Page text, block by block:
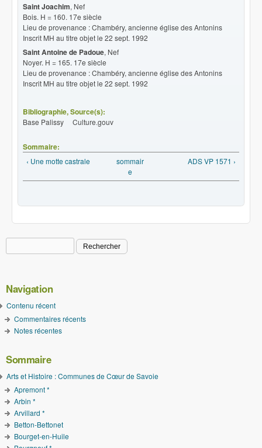
Saint Joachim, Nef
Bois. H = 160. 17e siècle
Lieu de provenance : Chambéry, ancienne église des Antonins
Inscrit MH au titre objet le 22 sept. 1992
Saint Antoine de Padoue, Nef
Noyer. H = 165. 17e siècle
Lieu de provenance : Chambéry, ancienne église des Antonins
Inscrit MH au titre objet le 22 sept. 1992
Bibliographie, Source(s):
Base Palissy Culture.gouv
Sommaire:
‹ Une motte castrale
sommair
e
ADS VP 1571 ›
Formulaire de recherche
Navigation
Contenu récent
Commentaires récents
Notes récentes
Sommaire
Arts et Histoire : Communes de Cœur de Savoie
Apremont *
Arbin *
Arvillard *
Betton-Bettonet
Bourget-en-Huile